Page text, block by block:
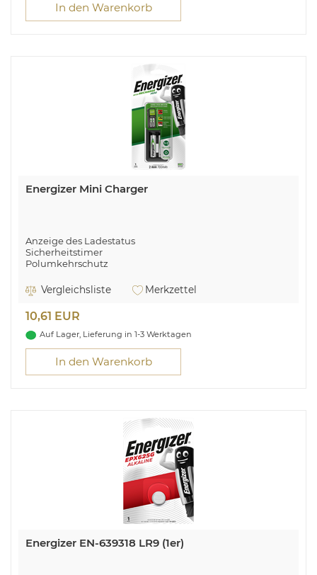
In den Warenkorb
Energizer Mini Charger
Anzeige des Ladestatus
Sicherheitstimer
Polumkehrschutz
Vergleichsliste
Merkzettel
10,61 EUR
Auf Lager, Lieferung in 1-3 Werktagen
In den Warenkorb
Energizer EN-639318 LR9 (1er)